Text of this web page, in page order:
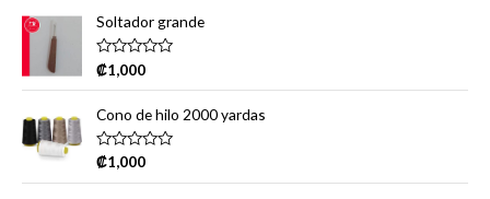
h
r
:
Soltador grande
R
a
t
e
d
0
o
u
t
₡1,000
Cono de hilo 2000 yardas
R
t
₡1,000